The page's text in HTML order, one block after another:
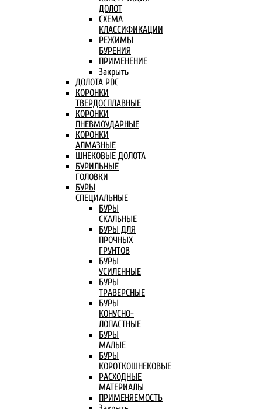
ДОЛОТ
СХЕМА
КЛАССИФИКАЦИИ
РЕЖИМЫ
БУРЕНИЯ
ПРИМЕНЕНИЕ
Закрыть
ДОЛОТА PDC
КОРОНКИ
ТВЕРДОСПЛАВНЫЕ
КОРОНКИ
ПНЕВМОУДАРНЫЕ
КОРОНКИ
АЛМАЗНЫЕ
ШНЕКОВЫЕ ДОЛОТА
БУРИЛЬНЫЕ
ГОЛОВКИ
БУРЫ
СПЕЦИАЛЬНЫЕ
БУРЫ
СКАЛЬНЫЕ
БУРЫ ДЛЯ
ПРОЧНЫХ
ГРУНТОВ
БУРЫ
УСИЛЕННЫЕ
БУРЫ
ТРАВЕРСНЫЕ
БУРЫ
КОНУСНО-
ЛОПАСТНЫЕ
БУРЫ
МАЛЫЕ
БУРЫ
КОРОТКОШНЕКОВЫЕ
РАСХОДНЫЕ
МАТЕРИАЛЫ
ПРИМЕНЯЕМОСТЬ